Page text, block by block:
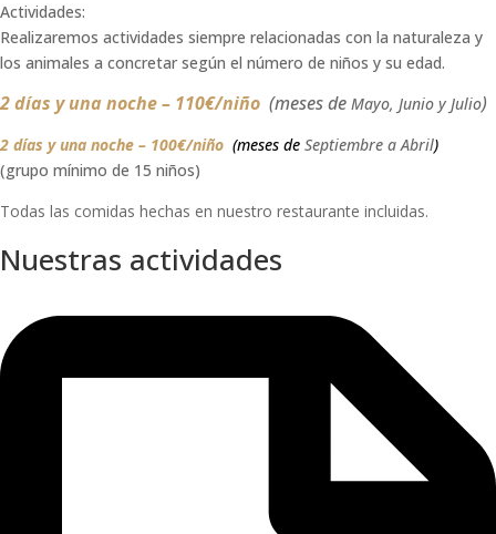
Actividades:
Realizaremos actividades siempre relacionadas con la naturaleza y
los animales a concretar según el número de niños y su edad.
2 días y una noche – 110€/niño (meses de Mayo, Junio y Julio)
2 días y una noche – 100€/niño (meses de Septiembre a Abril)
(grupo mínimo de 15 niños)
Todas las comidas hechas en nuestro restaurante incluidas.
Nuestras actividades